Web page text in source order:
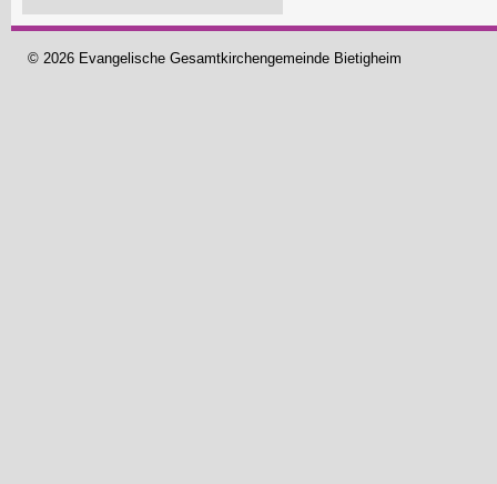
© 2026 Evangelische Gesamtkirchengemeinde Bietigheim